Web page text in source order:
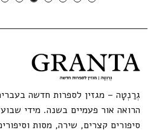
גְרַנְטָה – מגזין לספרות חדשה
הרואה אור פעמיים בשנה. מידי
סיפורים קצרים, שירה, מסות